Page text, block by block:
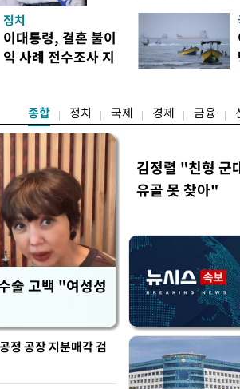
시된다. 초박빙 승부가 이
승을 이어갈지, 정청래 후
다. 1·2위 간 누적 득표율
빙 판세가 이어져, 9일 강원
정치
이대통령, 결혼 불이
익 사례 전수조사 지
종합 정치 국제 경제 금융
술 고백 "여성성
김정렬 "친형 군
유골 못 찾아"
정 공장 지분매각 검